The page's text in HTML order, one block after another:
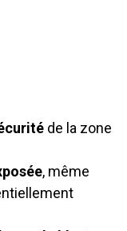
de la zone
, même